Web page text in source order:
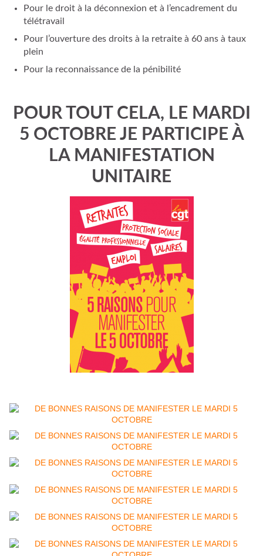
Pour le droit à la déconnexion et à l’encadrement du
télétravail
Pour l’ouverture des droits à la retraite à 60 ans à taux
plein
Pour la reconnaissance de la pénibilité
POUR TOUT CELA, LE MARDI
5 OCTOBRE JE PARTICIPE À
LA MANIFESTATION
UNITAIRE